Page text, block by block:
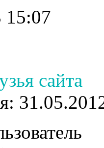
15:07
сайта